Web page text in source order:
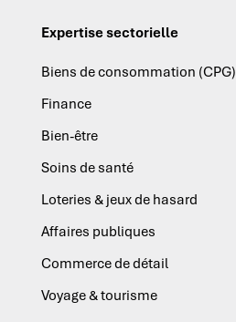
Expertise sectorielle
Biens de consommation (CPG)
Finance
Bien-être
Soins de santé
Loteries & jeux de hasard
Affaires publiques
Commerce de détail
Voyage & tourisme